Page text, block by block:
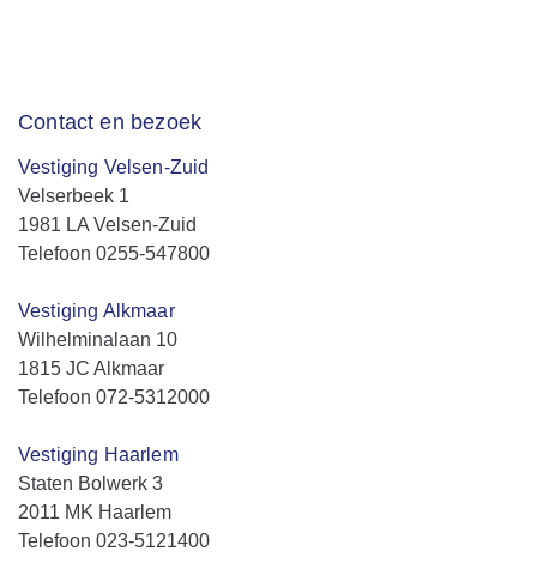
Contact en bezoek
Vestiging Velsen-Zuid
Velserbeek 1
1981 LA Velsen-Zuid
Telefoon 0255-547800
Vestiging Alkmaar
Wilhelminalaan 10
1815 JC Alkmaar
Telefoon 072-5312000
Vestiging Haarlem
Staten Bolwerk 3
2011 MK Haarlem
Telefoon 023-5121400